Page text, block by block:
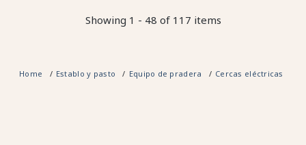
Showing 1 - 48 of 117 items
Home Establo y pasto Equipo de pradera Cercas eléctricas